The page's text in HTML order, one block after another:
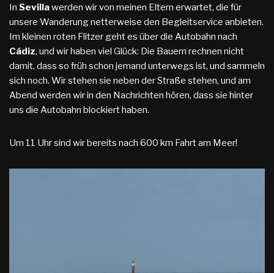
In Sevillawerden wir von meinen Eltern erwartet, die für
unsere Wanderung netterweise den Begleitservice anbieten.
Im kleinen roten Flitzer geht es über die Autobahn nach
Cádiz, und wir haben viel Glück: Die Bauern rechnen nicht
damit, dass so früh schon jemand unterwegs ist, und sammeln
sich noch. Wir stehen sie neben der Straße stehen, und am
Abend werden wir in den Nachrichten hören, dass sie hinter
uns die Autobahn blockiert haben.
Um 11 Uhr sind wir bereits nach 600 km Fahrt am Meer!